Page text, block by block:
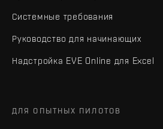
Системные требования
Руководство для начинающих
Надстройка EVE Online для Excel
ДЛЯ ОПЫТНЫХ ПИЛОТОВ